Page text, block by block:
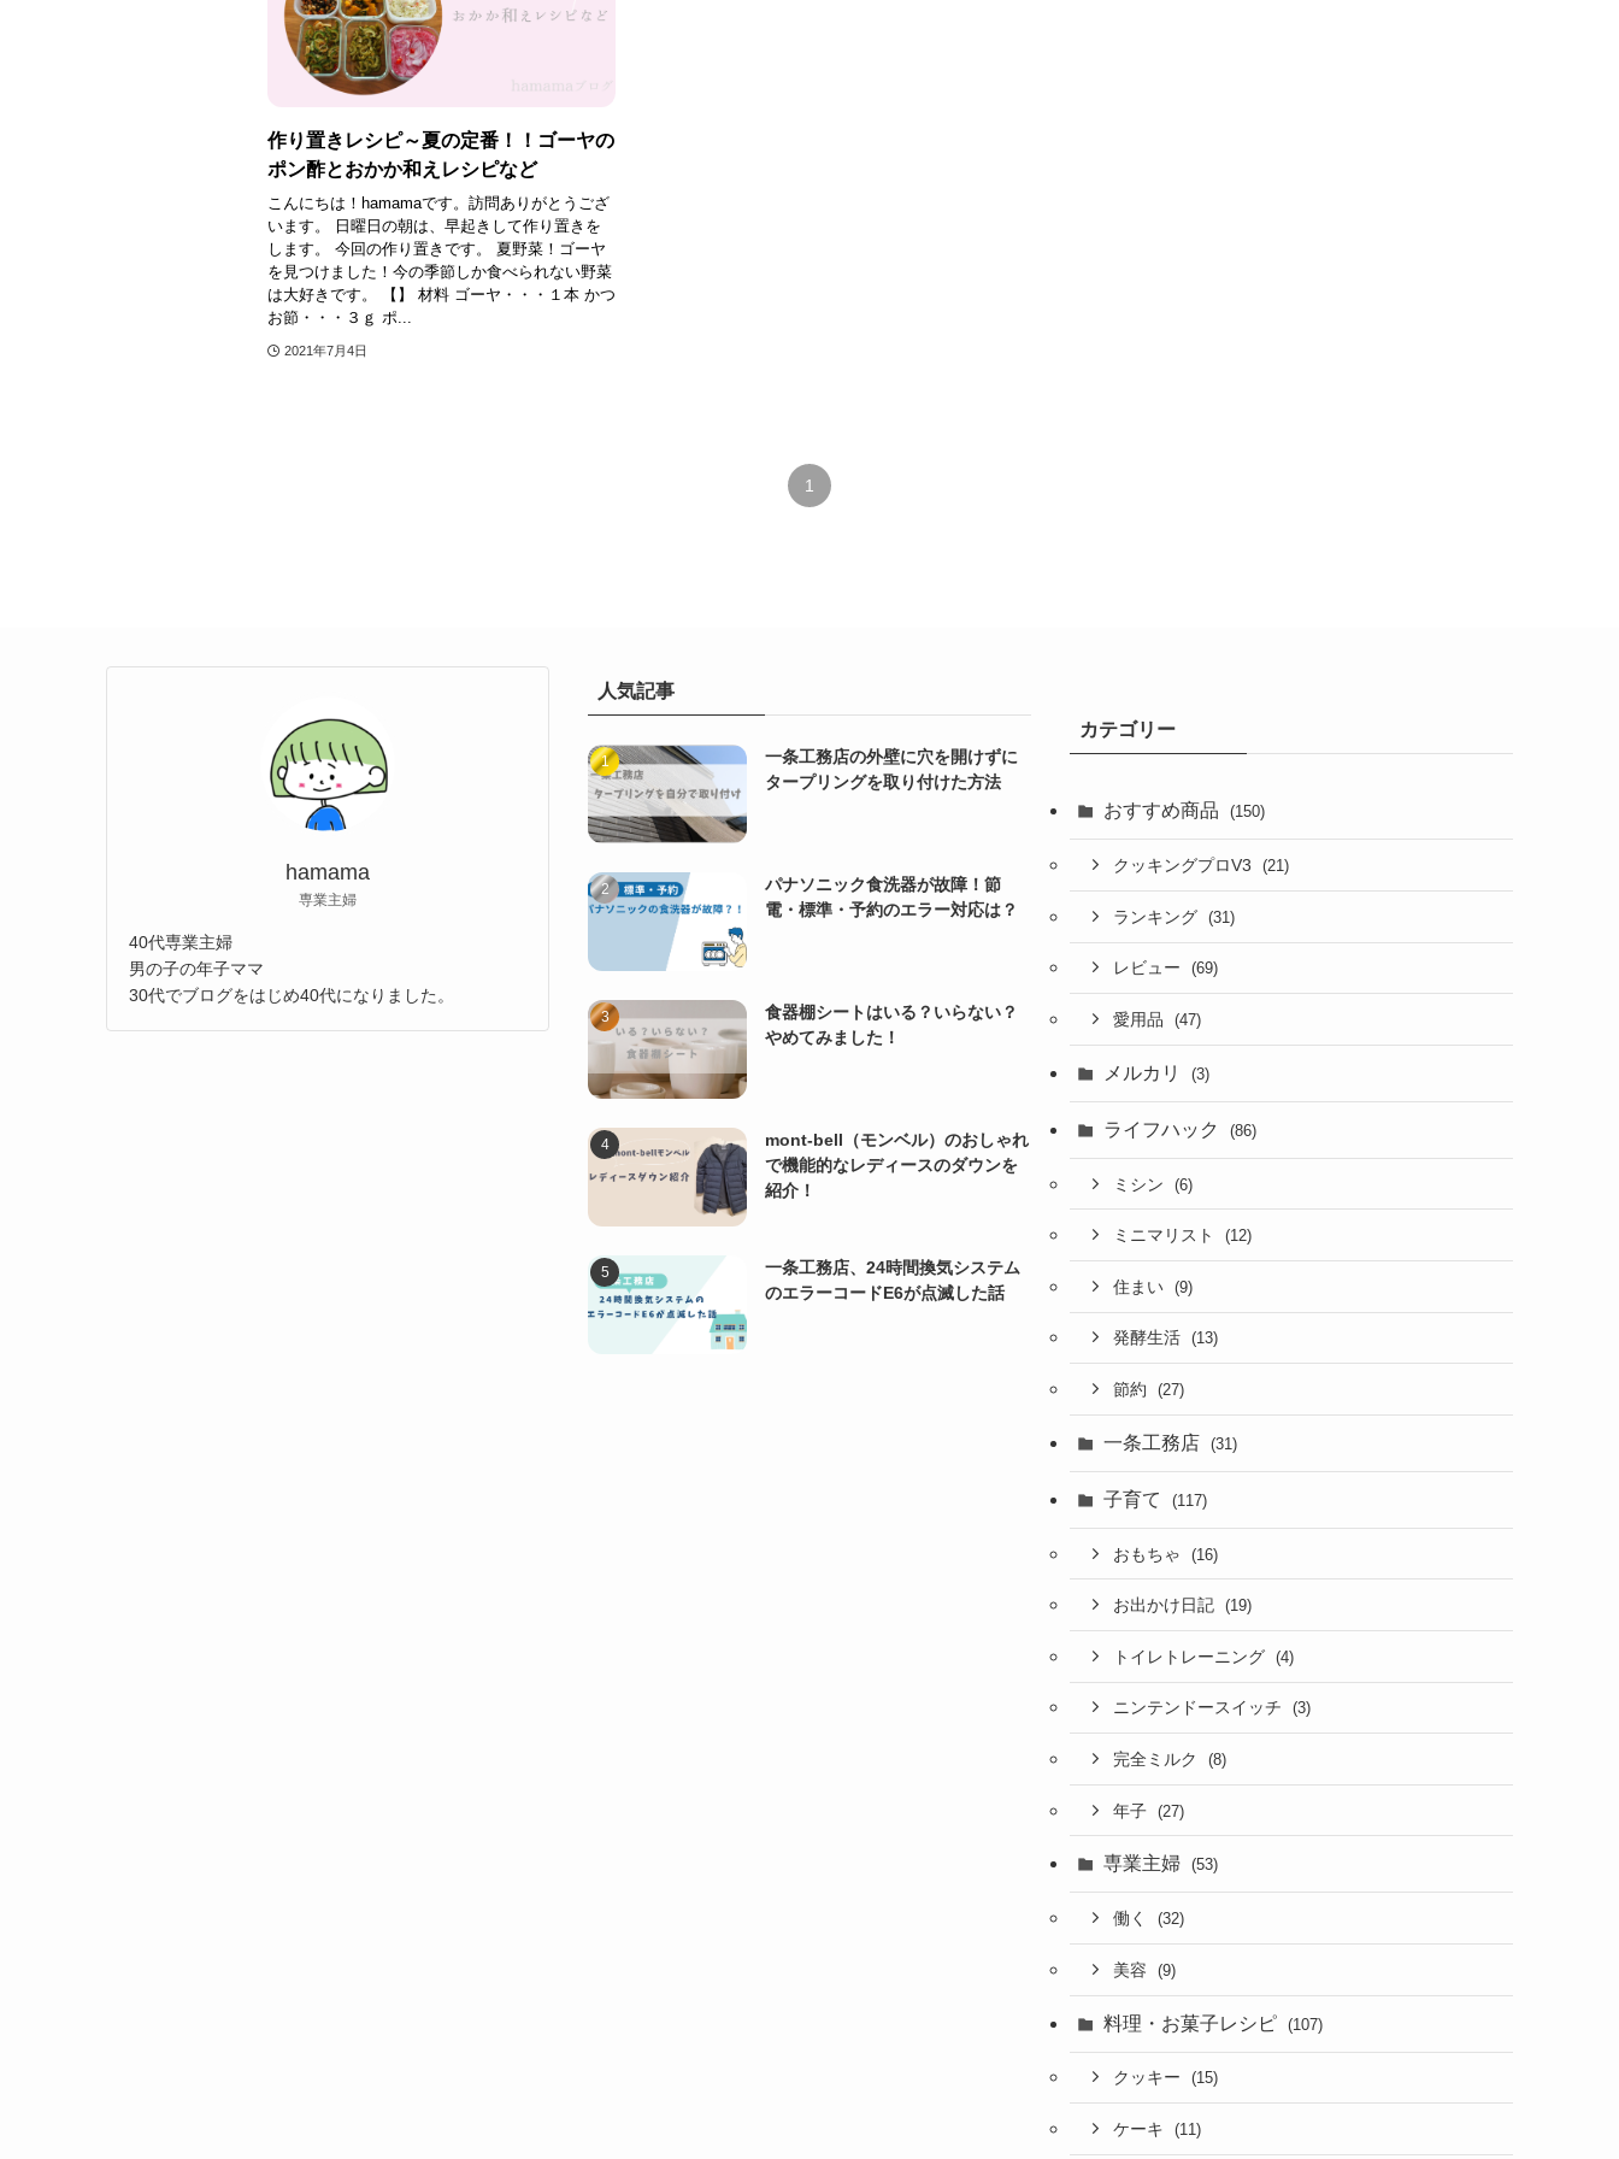
作り置きレシピ～夏の定番！！ゴーヤの
ポン酢とおかか和えレシピなど
こんにちは！hamamaです。訪問ありがとうござ
います。 日曜日の朝は、早起きして作り置きを
します。 今回の作り置きです。 夏野菜！ゴーヤ
を見つけました！今の季節しか食べられない野菜
は大好きです。 【】 材料 ゴーヤ・・・１本 かつ
お節・・・３ｇ ポ...
2021年7月4日
1
hamama
専業主婦
40代専業主婦
男の子の年子ママ
30代でブログをはじめ40代になりました。
人気記事
一条工務店の外壁に穴を開けずに
タープリングを取り付けた方法
パナソニック食洗器が故障！節
電・標準・予約のエラー対応は？
食器棚シートはいる？いらない？
やめてみました！
mont-bell（モンベル）のおしゃれ
で機能的なレディースのダウンを
紹介！
一条工務店、24時間換気システム
のエラーコードE6が点滅した話
カテゴリー
おすすめ商品 (150)
クッキングプロV3 (21)
ランキング (31)
レビュー (69)
愛用品 (47)
メルカリ (3)
ライフハック (86)
ミシン (6)
ミニマリスト (12)
住まい (9)
発酵生活 (13)
節約 (27)
一条工務店 (31)
子育て (117)
おもちゃ (16)
お出かけ日記 (19)
トイレトレーニング (4)
ニンテンドースイッチ (3)
完全ミルク (8)
年子 (27)
専業主婦 (53)
働く (32)
美容 (9)
料理・お菓子レシピ (107)
クッキー (15)
ケーキ (11)